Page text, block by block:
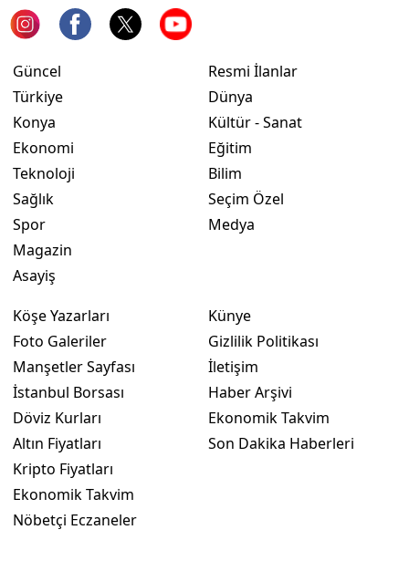
Bartın
Ardahan
Düzce
Güncel
Türkiye
Konya
Ekonomi
Teknoloji
Sağlık
Spor
Magazin
Asayiş
Resmi İlanlar
Dünya
Kültür - Sanat
Eğitim
Bilim
Seçim Özel
Medya
Köşe Yazarları
Foto Galeriler
Manşetler Sayfası
İstanbul Borsası
Döviz Kurları
Altın Fiyatları
Kripto Fiyatları
Ekonomik Takvim
Nöbetçi Eczaneler
Künye
Gizlilik Politikası
İletişim
Haber Arşivi
Ekonomik Takvim
Son Dakika Haberleri